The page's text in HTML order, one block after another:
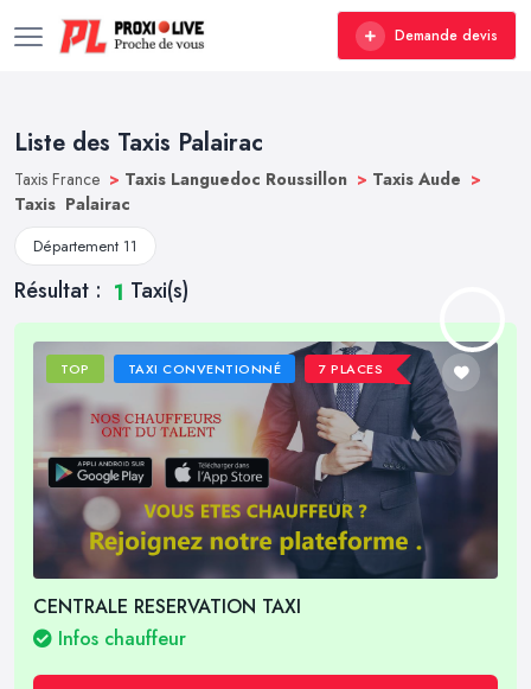
Demande devis
Liste des Taxis Palairac
Taxis France > Taxis Languedoc Roussillon > Taxis Aude >
Taxis Palairac
Département 11
Résultat : 1 Taxi(s)
TOP TAXI CONVENTIONNÉ 7 PLACES
CENTRALE RESERVATION TAXI
Infos chauffeur